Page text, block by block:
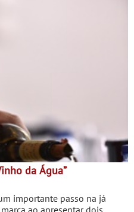
o primeiro vinho tinto
da Água”
importante passo na já